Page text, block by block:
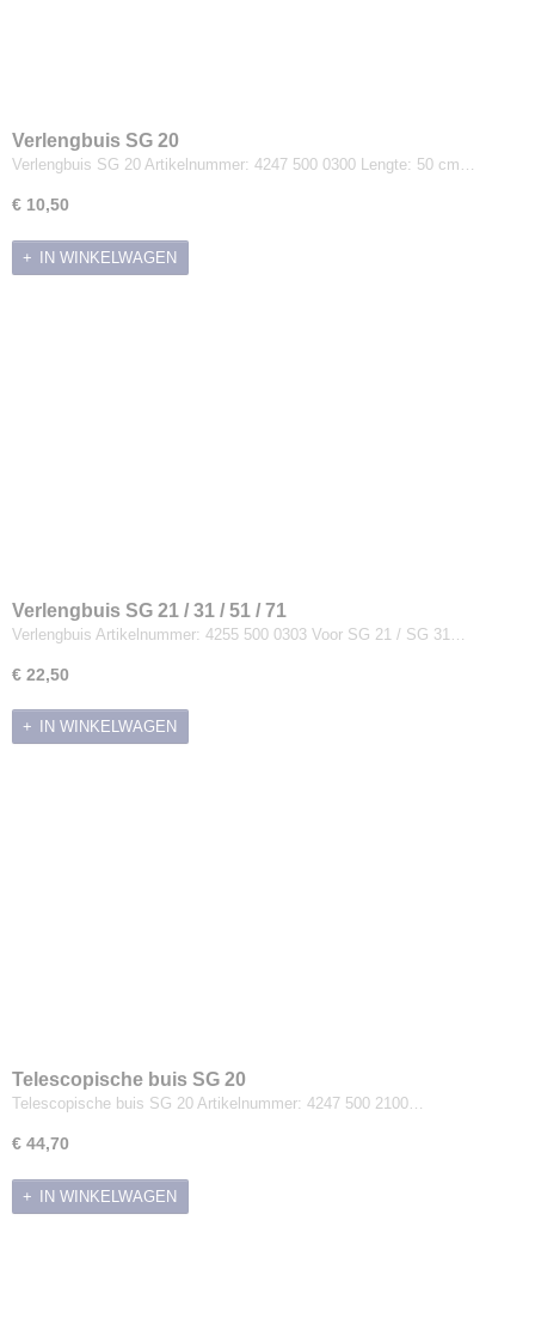
Verlengbuis SG 20
Verlengbuis SG 20 Artikelnummer: 4247 500 0300 Lengte: 50 cm…
€ 10,50
IN WINKELWAGEN
Verlengbuis SG 21 / 31 / 51 / 71
Verlengbuis Artikelnummer: 4255 500 0303 Voor SG 21 / SG 31…
€ 22,50
IN WINKELWAGEN
Telescopische buis SG 20
Telescopische buis SG 20 Artikelnummer: 4247 500 2100…
€ 44,70
IN WINKELWAGEN